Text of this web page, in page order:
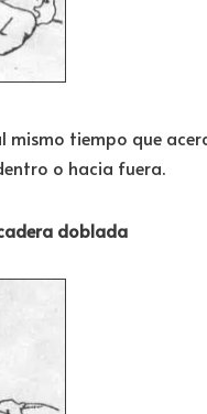
mismo tiempo que
o hacia fuera.
doblada